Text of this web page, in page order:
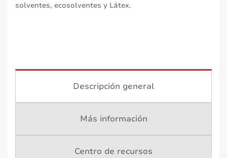
solventes, ecosolventes y Látex.
Descripción general
Más información
Centro de recursos